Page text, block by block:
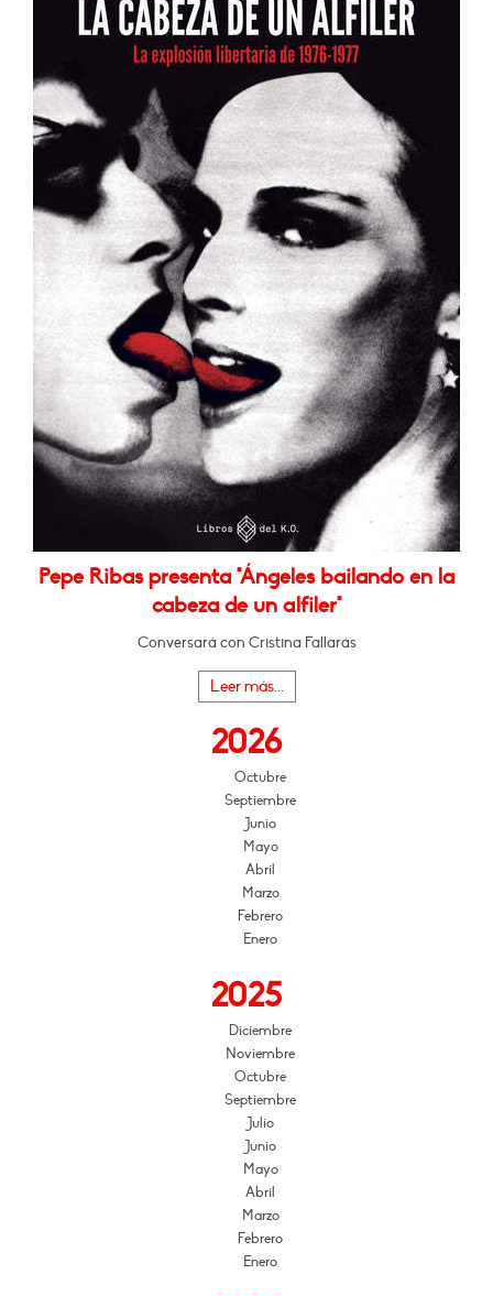
Pepe Ribas presenta "Ángeles bailando en la
cabeza de un alfiler"
Conversará con Cristina Fallarás
Leer más...
2026
Octubre
Septiembre
Junio
Mayo
Abril
Marzo
Febrero
Enero
2025
Diciembre
Noviembre
Octubre
Septiembre
Julio
Junio
Mayo
Abril
Marzo
Febrero
Enero